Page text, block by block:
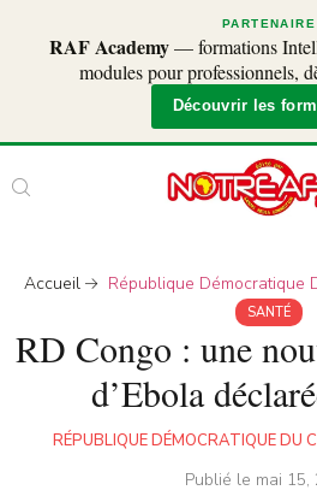
PARTENAIRE
RAF Academy— formations
modules pour professionnels,
Découvrir les
Accueil République Démocratique
SANTÉ
RD Congo : une
d’Ebola
RÉPUBLIQUE DÉMOCRATIQUE DU
Publié le mai 15,